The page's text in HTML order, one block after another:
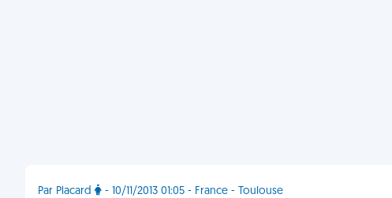
Par Placard - 10/11/2013 01:05 - France - Toulouse